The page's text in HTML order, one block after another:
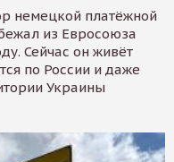
немецкой платёжной
из Евросоюза
Сейчас он живёт
по России и даже
Украины